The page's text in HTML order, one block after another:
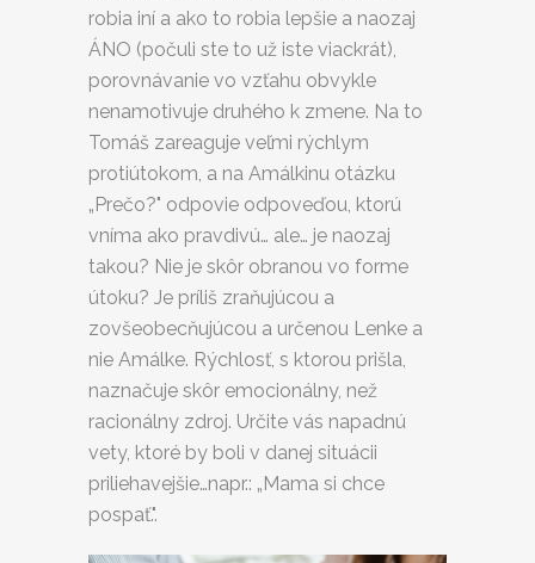
robia iní a ako to robia lepšie a naozaj
ÁNO (počuli ste to už iste viackrát),
porovnávanie vo vzťahu obvykle
nenamotivuje druhého k zmene. Na to
Tomáš zareaguje veľmi rýchlym
protiútokom, a na Amálkinu otázku
„Prečo?" odpovie odpoveďou, ktorú
vníma ako pravdivú… ale… je naozaj
takou? Nie je skôr obranou vo forme
útoku? Je príliš zraňujúcou a
zovšeobecňujúcou a určenou Lenke a
nie Amálke. Rýchlosť, s ktorou prišla,
naznačuje skôr emocionálny, než
racionálny zdroj. Určite vás napadnú
vety, ktoré by boli v danej situácii
priliehavejšie…napr.: „Mama si chce
pospať.".